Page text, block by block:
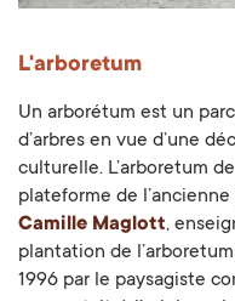
L'arboretum
Un arborétum est un
d’arbres en vue d’une
culturelle. L’arboretum
plateforme de
Camille Maglott,
plantation de
1996 par le paysagiste